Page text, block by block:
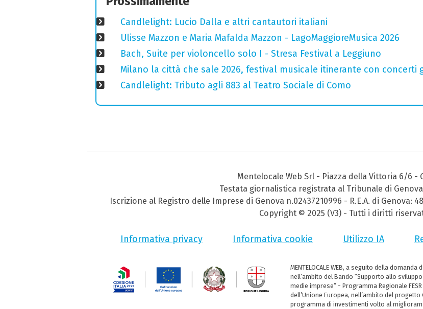
Candlelight: Lucio Dalla e altri cantautori italiani
Ulisse Mazzon e Maria Mafalda Mazzon - LagoMaggioreMusica 2026
Bach, Suite per violoncello solo I - Stresa Festival a Leggiuno
Milano la città che sale 2026, festival musicale itinerante con concerti
Candlelight: Tributo agli 883 al Teatro Sociale di Como
Mentelocale Web Srl - Piazza della Vittoria 6/6 -
Testata giornalistica registrata al Tribunale di
Iscrizione al Registro delle Imprese di Genova n.02437210996 - R.E.A. di Genova:
Copyright © 2025 (V3) - Tutti i diritti
Informativa privacy Informativa cookie Utilizzo IA
MENTELOCALE WEB, a seguito della
nell’ambito del Bando “Supporto allo
medie imprese” - Programma Regionale
dell’Unione Europea, nell’ambito del progetto
programma di investimenti volto al